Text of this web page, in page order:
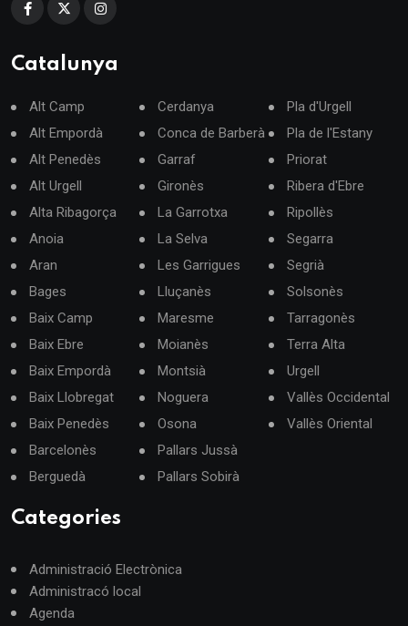
Catalunya
Alt Camp
Alt Empordà
Alt Penedès
Alt Urgell
Alta Ribagorça
Anoia
Aran
Bages
Baix Camp
Baix Ebre
Baix Empordà
Baix Llobregat
Baix Penedès
Barcelonès
Berguedà
Cerdanya
Conca de Barberà
Garraf
Gironès
La Garrotxa
La Selva
Les Garrigues
Lluçanès
Maresme
Moianès
Montsià
Noguera
Osona
Pallars Jussà
Pallars Sobirà
Pla d'Urgell
Pla de l'Estany
Priorat
Ribera d'Ebre
Ripollès
Segarra
Segrià
Solsonès
Tarragonès
Terra Alta
Urgell
Vallès Occidental
Vallès Oriental
Categories
Administració Electrònica
Administracó local
Agenda